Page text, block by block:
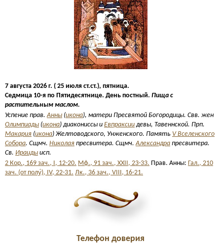
7 августа 2026 г. ( 25 июля ст.ст.), пятница.
Седмица 10-я по Пятидесятнице. День постный. Пища с
растительным маслом.
Успение прав.Анны (икона), матери Пресвятой Богородицы. Свв. жен
Олимпиады (икона) диакониссы и Евпраксии девы, Тавеннской. Прп.
Макария (икона) Желтоводского, Унженского. Память V Вселенского
Собора. Сщмч. Николая пресвитера. Сщмч.Александра пресвитера.
Св. Ираиды исп.
2 Кор., 169 зач., I, 12-20. Мф., 91 зач., XXII, 23-33. Прав. Анны: Гал., 210
зач. (от полу́), IV, 22-31. Лк., 36 зач., VIII, 16-21.
Телефон доверия